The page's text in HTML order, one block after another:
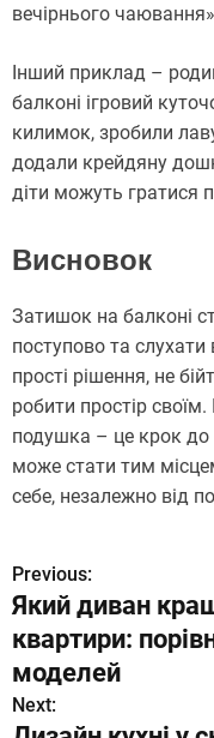
вечірнього
Інший приклад –
балконі ігровий
килимок, зробили
додали крейдяну
діти можуть гратися
Висновок
Затишок на балконі
поступово та слухати
прості рішення, не
робити простір
подушка – це крок до
може стати тим
себе, незалежно від
Н
а
в
и
Previous:
Який диван
квартири:
моделей
Next: